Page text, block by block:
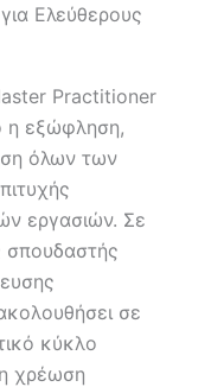
Ελεύθερους
Practitioner
η εξώφληση,
όλων των
εργασιών. Σε
σπουδαστής
σε
κύκλο
χρέωση